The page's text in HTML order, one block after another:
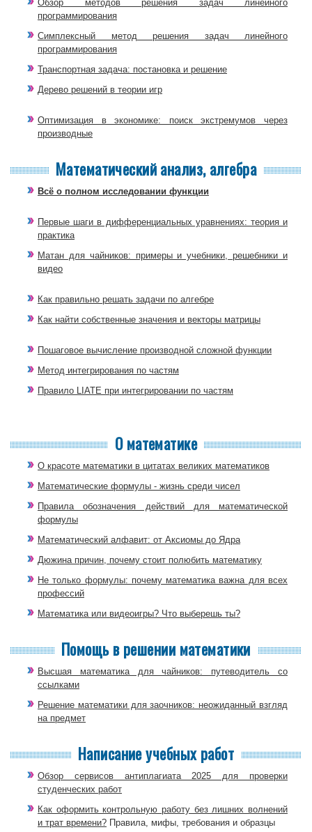
Обзор методов решения задач линейного
программирования
Симплексный метод решения задач линейного
программирования
Транспортная задача: постановка и решение
Дерево решений в теории игр
Оптимизация в экономике: поиск экстремумов через
производные
Математический анализ, алгебра
Всё о полном исследовании функции
Первые шаги в дифференциальных уравнениях: теория и
практика
Матан для чайников: примеры и учебники, решебники и
видео
Как правильно решать задачи по алгебре
Как найти собственные значения и векторы матрицы
Пошаговое вычисление производной сложной функции
Метод интегрирования по частям
Правило LIATE при интегрировании по частям
О математике
О красоте математики в цитатах великих математиков
Математические формулы - жизнь среди чисел
Правила обозначения действий для математической
формулы
Математический алфавит: от Аксиомы до Ядра
Дюжина причин, почему стоит полюбить математику
Не только формулы: почему математика важна для всех
профессий
Математика или видеоигры? Что выберешь ты?
Помощь в решении математики
Высшая математика для чайников: путеводитель со
ссылками
Решение математики для заочников: неожиданный взгляд
на предмет
Написание учебных работ
Обзор сервисов антиплагиата 2025 для проверки
студенческих работ
Как оформить контрольную работу без лишних волнений
и трат времени? Правила, мифы, требования и образцы